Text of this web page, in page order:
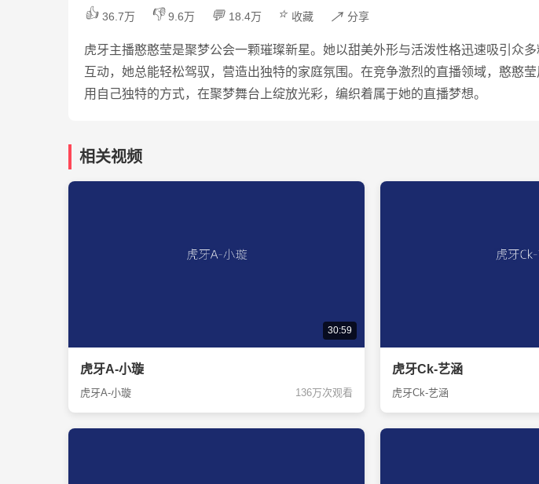
👍 36.7万 👎 9.6万 💬 18.4万 ⭐ 收藏 ↗️ 分享
虎牙主播憨憨莹是聚梦公会一颗璀璨新星。她以甜美外形与活泼性格迅速吸引众
互动，她总能轻松驾驭，营造出独特的家庭氛围。在竞争激烈的直播领域，憨憨
用自己独特的方式，在聚梦舞台上绽放光彩，编织着属于她的直播梦想。
相关视频
30:59
虎牙A-小璇
虎牙A-小璇 136万次观看
虎牙Ck-艺涵
虎牙Ck-艺涵